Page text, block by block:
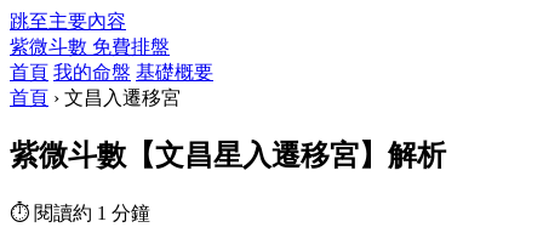
跳至主要內容
紫微斗數 免費排盤
首頁 我的命盤 基礎概要
首頁 › 文昌入遷移宮
紫微斗數【文昌星入遷移宮】解析
⏱ 閱讀約 1 分鐘